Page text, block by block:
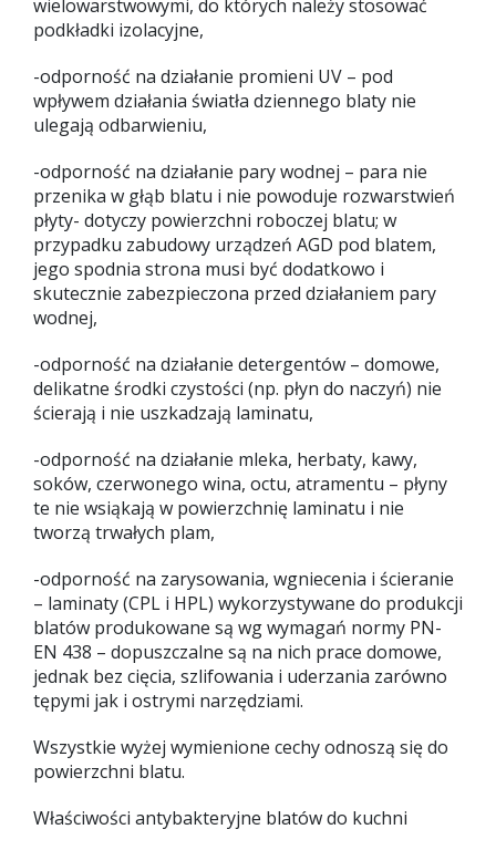
wielowarstwowymi, do których należy stosować
podkładki izolacyjne,
-odporność na działanie promieni UV – pod
wpływem działania światła dziennego blaty nie
ulegają odbarwieniu,
-odporność na działanie pary wodnej – para nie
przenika w głąb blatu i nie powoduje rozwarstwień
płyty- dotyczy powierzchni roboczej blatu; w
przypadku zabudowy urządzeń AGD pod blatem,
jego spodnia strona musi być dodatkowo i
skutecznie zabezpieczona przed działaniem pary
wodnej,
-odporność na działanie detergentów – domowe,
delikatne środki czystości (np. płyn do naczyń) nie
ścierają i nie uszkadzają laminatu,
-odporność na działanie mleka, herbaty, kawy,
soków, czerwonego wina, octu, atramentu – płyny
te nie wsiąkają w powierzchnię laminatu i nie
tworzą trwałych plam,
-odporność na zarysowania, wgniecenia i ścieranie
– laminaty (CPL i HPL) wykorzystywane do produkcji
blatów produkowane są wg wymagań normy PN-
EN 438 – dopuszczalne są na nich prace domowe,
jednak bez cięcia, szlifowania i uderzania zarówno
tępymi jak i ostrymi narzędziami.
Wszystkie wyżej wymienione cechy odnoszą się do
powierzchni blatu.
Właściwości antybakteryjne blatów do kuchni